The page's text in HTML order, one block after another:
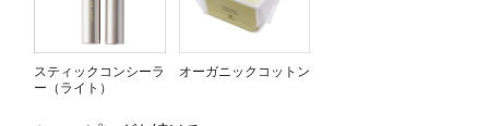
スティックコンシーラ
ー（ライト）
オーガニックコットン